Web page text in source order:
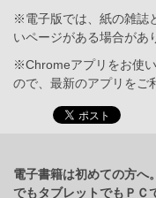
※電子版では、紙の雑誌
いページがある場合があ
※Chromeアプリをお使
ので、最新のアプリをご
電子書籍は初めての方へ
でもタブレットでもＰＣ